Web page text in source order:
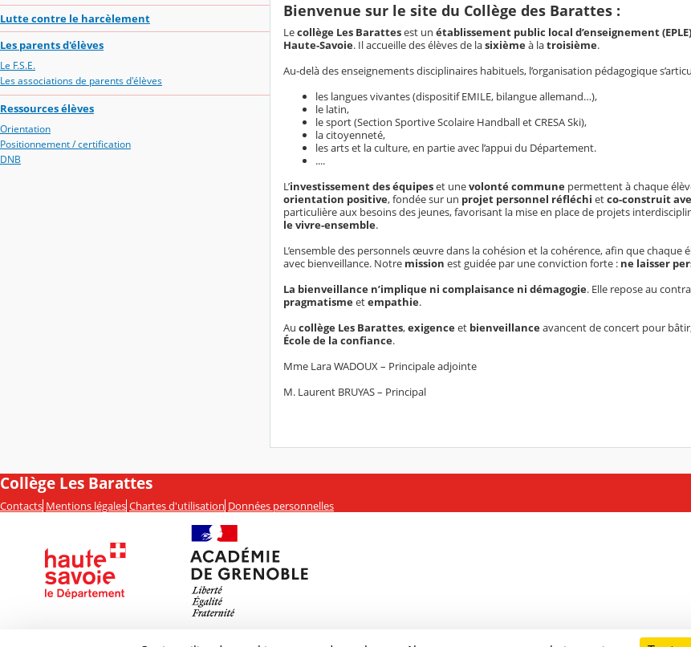
Lutte contre le harcèlement
Les parents d'élèves
Le F.S.E.
Les associations de parents d'élèves
Ressources élèves
Orientation
Positionnement / certification
DNB
Bienvenue sur le site du Collège des Barattes :
Lecollège Les Barattesest un établissement public local d’enseignement (EPLE)
Haute-Savoie. Il accueille des élèves de lasixièmeà latroisième.
Au-delà desenseignements disciplinaires habituels, l’organisation pédagogique
les langues vivantes(dispositif EMILE, bilangue allemand…),
le latin,
lesport(Section Sportive Scolaire HandballetCRESA Ski),
lacitoyenneté,
lesarts et la culture, en partie avec l’appui du Département.
....
L’investissement des équipeset unevolonté commune permettent à chaque
orientation positive, fondée sur un projet personnel réfléchi etco-construit
particulière aux besoins des jeunes, favorisant la mise en place de projets
levivre-ensemble.
L’ensemble des personnelsœuvre dans lacohésion et lacohérence, afin que chaque
avec bienveillance. Notre mission est guidée par une conviction forte : ne laisser
La bienveillance n’implique ni complaisance ni démagogie. Elle repose au
pragmatismeetempathie.
Au collège Les Barattes,exigenceet bienveillanceavancent de concert pour
École de la confiance.
Mme Lara WADOUX – Principale adjointe
M. Laurent BRUYAS – Principal
Collège Les Barattes
Contacts Mentions légales Chartes d'utilisation Données personnelles